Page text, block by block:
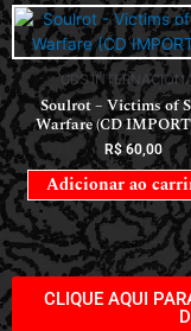
CDS
Soulrot – Victims of
Warfare (CD
R$60,00
Adicionar ao
CLIQUE AQUI